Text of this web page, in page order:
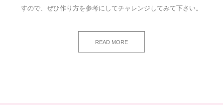
すので、ぜひ作り方を参考にしてチャレンジしてみて下さい。
READ MORE